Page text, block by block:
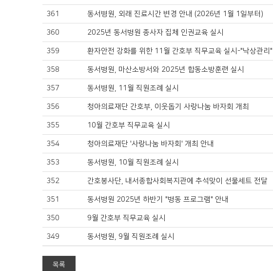
361 동서병원, 외래 진료시간 변경 안내 (2026년 1월 1일부터)
360 2025년 동서병원 종사자 집체 인권교육 실시
359 환자안전 강화를 위한 11월 간호부 직무교육 실시-"낙상관리"
358 동서병원, 마산소방서와 2025년 합동소방훈련 실시
357 동서병원, 11월 직원조례 실시
356 청아의료재단 간호부, 이웃돕기 사랑나눔 바자회 개최
355 10월 간호부 직무교육 실시
354 청아의료재단 '사랑나눔 바자회' 개최 안내
353 동서병원, 10월 직원조례 실시
352 간호봉사단, 내서종합사회복지관에 추석맞이 선물세트 전달
351 동서병원 2025년 하반기 "병동 프로그램" 안내
350 9월 간호부 직무교육 실시
349 동서병원, 9월 직원조례 실시
목록